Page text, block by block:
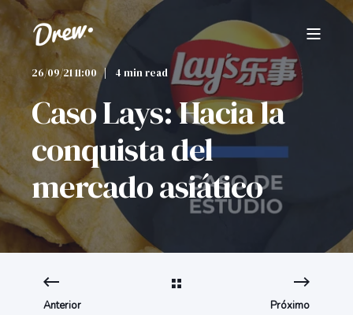
26/09/21 11:00 4 min read
Caso Lays: Hacia la
conquista del
mercado asiático
Anterior Próximo